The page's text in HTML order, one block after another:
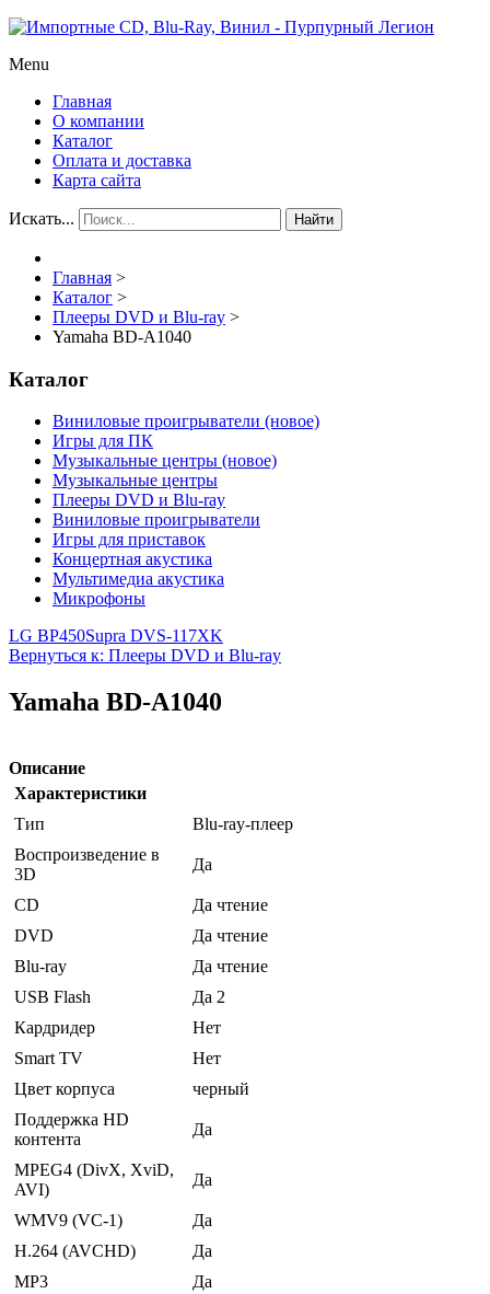
Menu
Главная
О компании
Каталог
Оплата и доставка
Карта сайта
Искать... Найти
Главная >
Каталог >
Плееры DVD и Blu-ray >
Yamaha BD-A1040
Каталог
Виниловые проигрыватели (новое)
Игры для ПК
Музыкальные центры (новое)
Музыкальные центры
Плееры DVD и Blu-ray
Виниловые проигрыватели
Игры для приставок
Концертная акустика
Мультимедиа акустика
Микрофоны
LG BP450Supra DVS-117XK
Вернуться к: Плееры DVD и Blu-ray
Yamaha BD-A1040
Описание
Характеристики
Тип
Blu-ray-плеер
Воспроизведение в
3D
Да
CD
Да чтение
DVD
Да чтение
Blu-ray
Да чтение
USB Flash
Да 2
Кардридер
Нет
Smart TV
Нет
Цвет корпуса
черный
Поддержка HD
контента
Да
MPEG4 (DivX, XviD,
AVI)
Да
WMV9 (VC-1)
Да
H.264 (AVCHD)
Да
MP3
Да